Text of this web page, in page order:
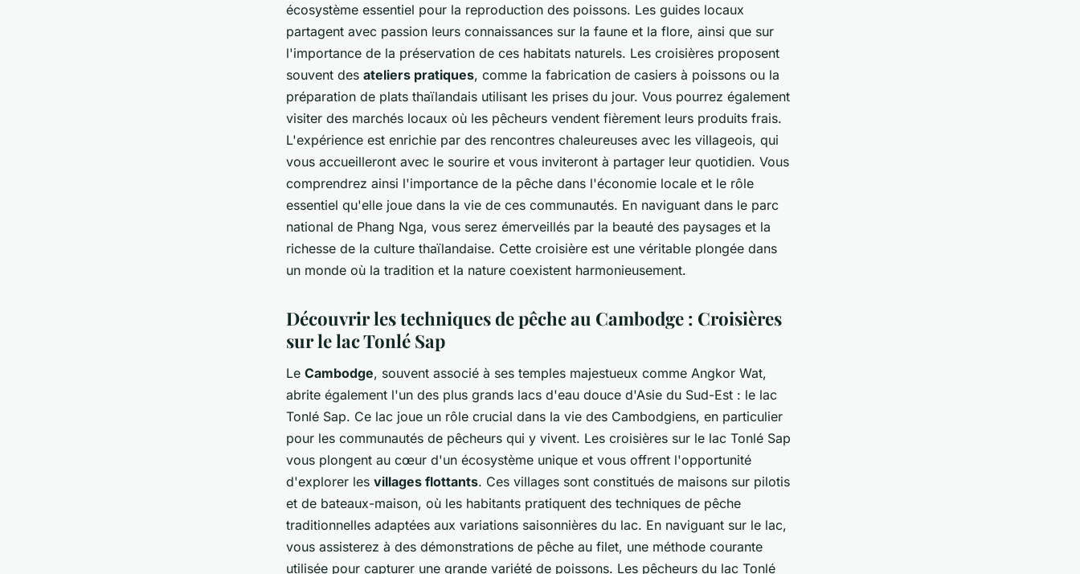
écosystème essentiel pour la reproduction des poissons. Les guides locaux
partagent avec passion leurs connaissances sur la faune et la flore, ainsi que sur
l'importance de la préservation de ces habitats naturels. Les croisières proposent
souvent des ateliers pratiques, comme la fabrication de casiers à poissons ou la
préparation de plats thaïlandais utilisant les prises du jour. Vous pourrez également
visiter des marchés locaux où les pêcheurs vendent fièrement leurs produits frais.
L'expérience est enrichie par des rencontres chaleureuses avec les villageois, qui
vous accueilleront avec le sourire et vous inviteront à partager leur quotidien. Vous
comprendrez ainsi l'importance de la pêche dans l'économie locale et le rôle
essentiel qu'elle joue dans la vie de ces communautés. En naviguant dans le parc
national de Phang Nga, vous serez émerveillés par la beauté des paysages et la
richesse de la culture thaïlandaise. Cette croisière est une véritable plongée dans
un monde où la tradition et la nature coexistent harmonieusement.
Découvrir les techniques de pêche au Cambodge : Croisières
sur le lac Tonlé Sap
Le Cambodge, souvent associé à ses temples majestueux comme Angkor Wat,
abrite également l'un des plus grands lacs d'eau douce d'Asie du Sud-Est : le lac
Tonlé Sap. Ce lac joue un rôle crucial dans la vie des Cambodgiens, en particulier
pour les communautés de pêcheurs qui y vivent. Les croisières sur le lac Tonlé Sap
vous plongent au cœur d'un écosystème unique et vous offrent l'opportunité
d'explorer les villages flottants. Ces villages sont constitués de maisons sur pilotis
et de bateaux-maison, où les habitants pratiquent des techniques de pêche
traditionnelles adaptées aux variations saisonnières du lac. En naviguant sur le lac,
vous assisterez à des démonstrations de pêche au filet, une méthode courante
utilisée pour capturer une grande variété de poissons. Les pêcheurs du lac Tonlé